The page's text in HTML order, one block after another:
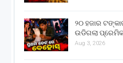
୨୦ ହଜାର
ଉଡିଗଲା
Aug 3, 2026